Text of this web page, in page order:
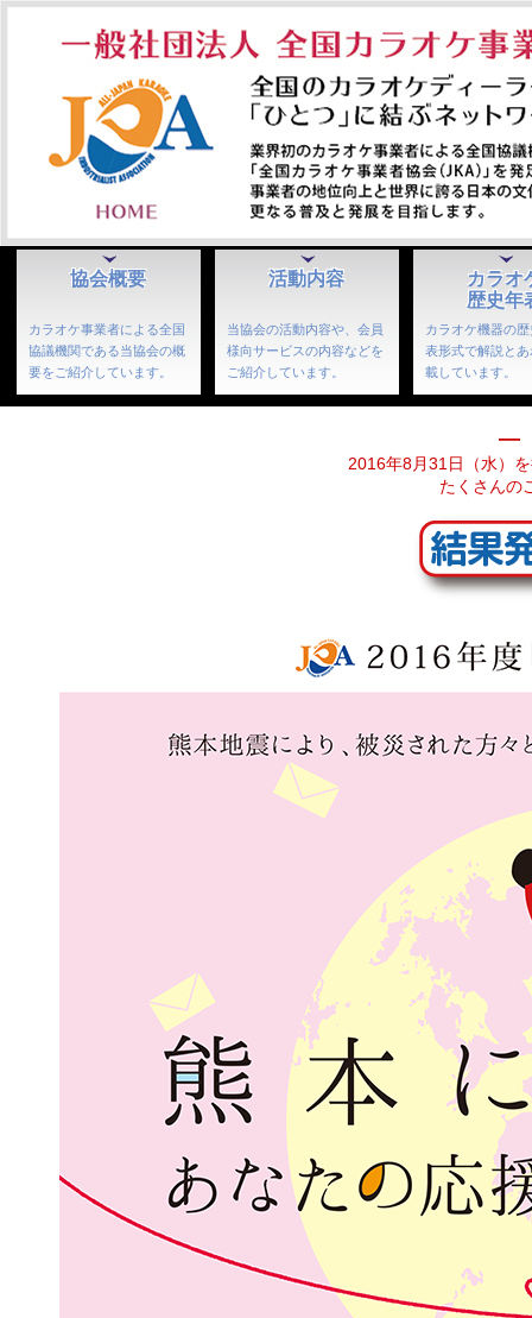
協会概要
カラオケ事業者による全国
協議機関である当協会の概
要をご紹介しています。
活動内容
当協会の活動内容や、会員
様向サービスの内容などを
ご紹介しています。
カラオ
歴史年
カラオケ機器の
表形式で解説と
載しています。
—
2016年8月31日（水）
たくさんの